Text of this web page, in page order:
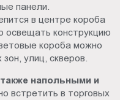
панели.
в центре короба
освещать конструкцию
короба можно
улиц, скверов.
также напольными и
встретить в торговых